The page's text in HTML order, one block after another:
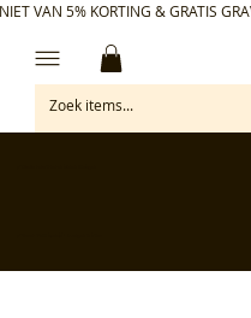
VAN 5% KORTING & GRATIS